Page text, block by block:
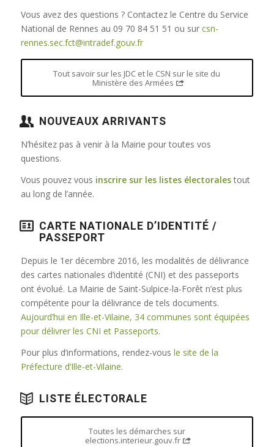
Vous avez des questions ? Contactez le Centre du Service
National de Rennes au 09 70 84 51 51 ou sur csn-
rennes.sec.fct@intradef.gouv.fr
Tout savoir sur les JDC et le CSN sur le site du
Ministère des Armées
NOUVEAUX ARRIVANTS
N’hésitez pas à venir à la Mairie pour toutes vos
questions.
Vous pouvez vous inscrire sur les listes électoralestout
au long de l’année.
CARTE NATIONALE D’IDENTITÉ /
PASSEPORT
Depuis le 1er décembre 2016, les modalités de délivrance
des cartes nationales d’identité (CNI) et des passeports
ont évolué. La Mairie de Saint-Sulpice-la-Forêt n’est plus
compétente pour la délivrance de tels documents.
Aujourd’hui en Ille-et-Vilaine, 34 communes sont équipées
pour délivrer les CNI et Passeports.
Pour plus d’informations, rendez-vous le site de la
Préfecture d’Ille-et-Vilaine.
LISTE ÉLECTORALE
Toutes les démarches sur
elections.interieur.gouv.fr